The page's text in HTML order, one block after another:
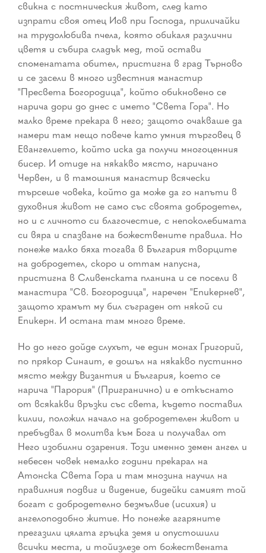
свикна с постническия живот, след като
изпрати своя отец Иов при Господа, приличайки
на трудолюбива пчела, която обикаля различни
цветя и събира сладък мед, той остави
споменатата обител, пристигна в град Търново
и се засели в много известния манастир
"Пресвета Богородица", който обикновено се
нарича дори до днес с името "Света Гора". Но
малко време прекара в него; защото очакваше да
намери там нещо повече като умния търговец в
Евангелието, който иска да получи многоценния
бисер. И отиде на някакво място, наричано
Червен, и в тамошния манастир всячески
търсеше човека, който да може да го напъти в
духовния живот не само със своята добродетел,
но и с личното си благочестие, с непоколебимата
си вяра и спазване на божествените правила. Но
понеже малко бяха тогава в България творците
на добродетел, скоро и оттам напусна,
пристигна в Сливенската планина и се посели в
манастира "Св. Богородица", наречен "Епикернев",
защото храмът му бил съграден от някой си
Епикерн. И остана там много време.
Но до него дойде слухът, че един монах Григорий,
по прякор Синаит, е дошъл на някакво пустинно
място между Византия и България, което се
нарича "Парория" (Пригранично) и е откъснато
от всякакви връзки със света, където поставил
килии, положил начало на добродетелен живот и
пребъдвал в молитва към Бога и получавал от
Него изобилни озарения. Този именно земен ангел и
небесен човек немалко години прекарал на
Атонска Света Гора и там мнозина научил на
правилния подвиг и видение, бидейки самият той
богат с добродетелно безмълвие (исихия) и
ангелоподобно житие. Но понеже агаряните
прегазили цялата гръцка земя и опустошили
всички места, и тойизлезе от божествената